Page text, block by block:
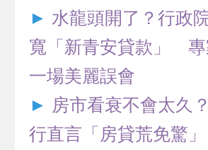
► 水龍頭開了？行政
寬「新青安貸款」 專
一場美麗誤會
► 房市看衰不會太久
行直言「房貸荒免驚